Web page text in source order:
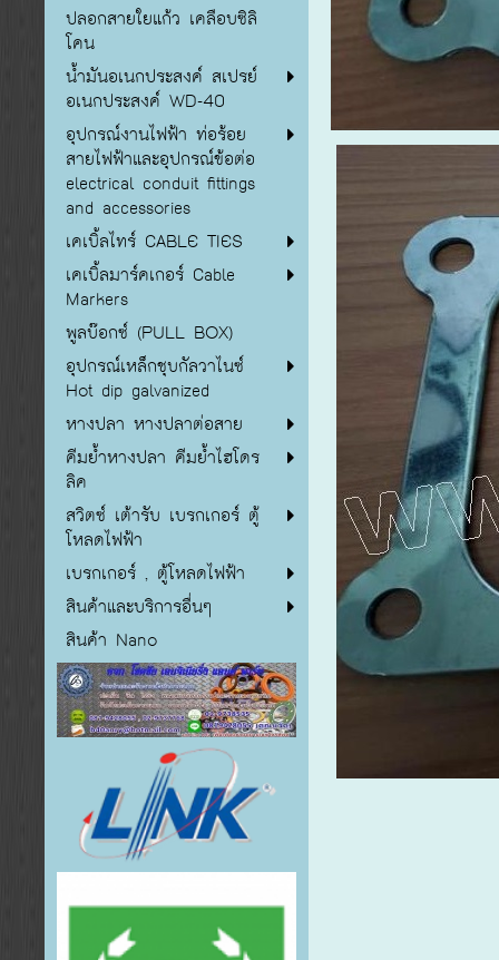
ปลอกสายใยแก้ว เคลือบซิลิ
โคน
น้ำมันอเนกประสงค์ สเปรย์
อเนกประสงค์ WD-40
อุปกรณ์งานไฟฟ้า ท่อร้อย
สายไฟฟ้าและอุปกรณ์ข้อต่อ
electrical conduit fittings
and accessories
เคเบิ้ลไทร์ CABLE TIES
เคเบิ้ลมาร์คเกอร์ Cable
Markers
พูลบ๊อกซ์ (PULL BOX)
อุปกรณ์เหล็กชุบกัลวาไนซ์
Hot dip galvanized
หางปลา หางปลาต่อสาย
คีมย้ำหางปลา คีมย้ำไฮโดร
ลิค
สวิตซ์ เต้ารับ เบรกเกอร์ ตู้
โหลดไฟฟ้า
เบรกเกอร์ , ตู้โหลดไฟฟ้า
สินค้าและบริการอื่นๆ
สินค้า Nano